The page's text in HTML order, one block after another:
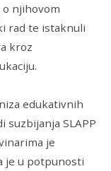
o njihovom
rad te istaknuli
kroz
edukativnih
suzbijanja SLAPP
je
je u potpunosti